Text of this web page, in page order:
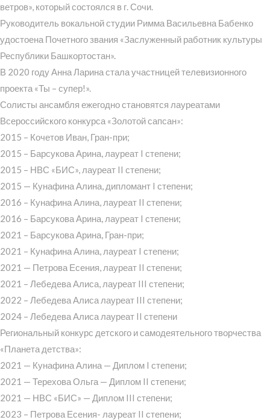
ветров», который состоялся в г. Сочи.
Руководитель вокальной студии Римма Васильевна Бабенко
удостоена Почетного звания «Заслуженный работник культуры
Республики Башкортостан».
В 2020 году Анна Ларина стала участницей телевизионного
проекта «Ты – супер!».
Солисты ансамбля ежегодно становятся лауреатами
Всероссийского конкурса «Золотой сапсан»:
2015 – Кочетов Иван, Гран-при;
2015 – Барсукова Арина, лауреат I степени;
2015 – НВС «БИС», лауреат II степени;
2015 — Кунафина Алина, дипломант I степени;
2016 – Кунафина Алина, лауреат II степени;
2016 – Барсукова Арина, лауреат I степени;
2021 – Барсукова Арина, Гран-при;
2021 – Кунафина Алина, лауреат I степени;
2021 — Петрова Есения, лауреат II степени;
2021 – Лебедева Алиса, лауреат III степени;
2022 – Лебедева Алиса лауреат III степени;
2024 – Лебедева Алиса лауреат II степени
Региональный конкурс детского и самодеятельного творчества
«Планета детства»:
2021 — Кунафина Алина — Диплом I степени;
2021 — Терехова Ольга — Диплом II степени;
2021 — НВС «БИС» — Диплом III степени;
2023 – Петрова Есения- лауреат II степени;